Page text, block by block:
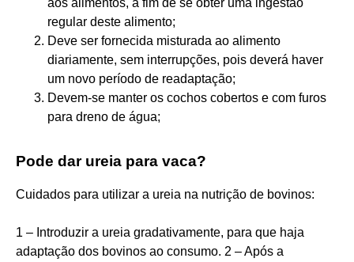
regular deste alimento;
Deve ser fornecida misturada ao alimento
diariamente, sem interrupções, pois deverá haver
um novo período de readaptação;
Devem-se manter os cochos cobertos e com furos
para dreno de água;
Pode dar ureia para vaca?
Cuidados para utilizar a ureia na nutrição de bovinos:
1 – Introduzir a ureia gradativamente, para que haja
adaptação dos bovinos ao consumo. 2 – Após a